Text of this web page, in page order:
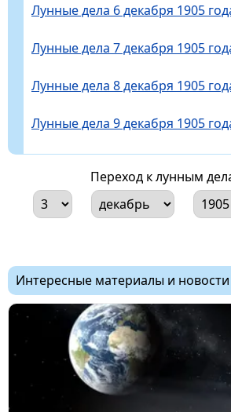
Лунные дела 6 декабря 1905
Лунные дела 7 декабря 1905
Лунные дела 8 декабря 1905
Лунные дела 9 декабря 1905
Переход к лунным
Интересные материалы и новости